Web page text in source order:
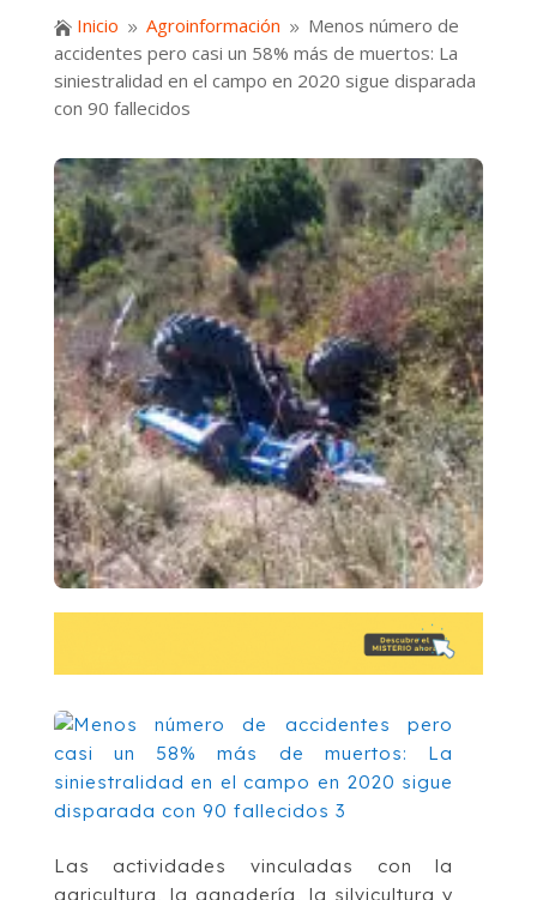
 Inicio 9 Agroinformación 9 Menos número de
accidentes pero casi un 58% más de muertos: La
siniestralidad en el campo en 2020 sigue disparada
con 90 fallecidos
Las actividades vinculadas con la
agricultura, la ganadería, la silvicultura y